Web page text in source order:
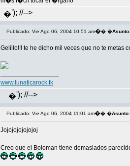
�'); //-->
Publicado: Vie Ago 06, 2004 10:51 am�� �Asunto:
Gelillo!!! te he dicho mil veces que no te metas
www.lunaticarock.tk
�'); //-->
Publicado: Vie Ago 06, 2004 11:01 am�� �Asunto:
Jojojojojojojoj
Creo que el Boloman tiene demasiados